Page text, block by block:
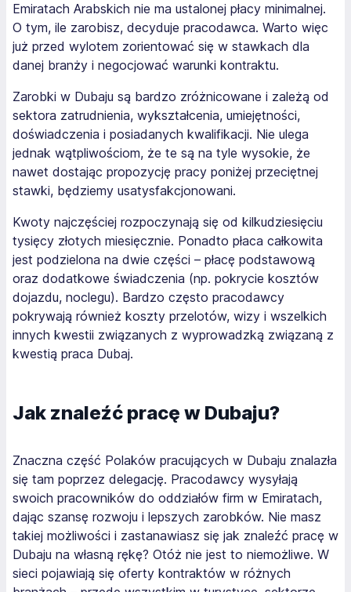
Emiratach Arabskich nie ma ustalonej płacy minimalnej.
O tym, ile zarobisz, decyduje pracodawca. Warto więc
już przed wylotem zorientować się w stawkach dla
danej branży i negocjować warunki kontraktu.
Zarobki w Dubaju są bardzo zróżnicowane i zależą od
sektora zatrudnienia, wykształcenia, umiejętności,
doświadczenia i posiadanych kwalifikacji. Nie ulega
jednak wątpliwościom, że te są na tyle wysokie, że
nawet dostając propozycję pracy poniżej przeciętnej
stawki, będziemy usatysfakcjonowani.
Kwoty najczęściej rozpoczynają się od kilkudziesięciu
tysięcy złotych miesięcznie. Ponadto płaca całkowita
jest podzielona na dwie części – płacę podstawową
oraz dodatkowe świadczenia (np. pokrycie kosztów
dojazdu, noclegu). Bardzo często pracodawcy
pokrywają również koszty przelotów, wizy i wszelkich
innych kwestii związanych z wyprowadzką związaną z
kwestią praca Dubaj.
Jak znaleźć pracę w Dubaju?
Znaczna część Polaków pracujących w Dubaju znalazła
się tam poprzez delegację. Pracodawcy wysyłają
swoich pracowników do oddziałów firm w Emiratach,
dając szansę rozwoju i lepszych zarobków. Nie masz
takiej możliwości i zastanawiasz się jak znaleźć pracę w
Dubaju na własną rękę? Otóż nie jest to niemożliwe. W
sieci pojawiają się oferty kontraktów w różnych